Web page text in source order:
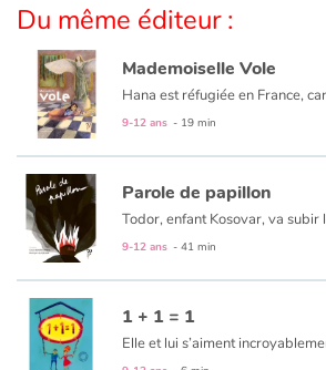
Amour et amitié
Sujets de société
Émotions et sentiments
Formats et illustrations
Catalogue anglais
Contraste +
Du même éditeur :
Mademoiselle Vole
9-12 ans - 19 min
Parole de papillon
9-12 ans - 41 min
1 + 1 = 1